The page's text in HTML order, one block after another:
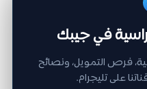
في جيبك
فرص التمويل، ونصائح
على تليجرام.